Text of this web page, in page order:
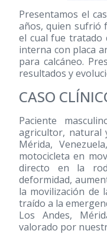
Presentamos el
años, quien sufrió
el cual fue tratado
interna con placa
para calcáneo.
resultados y
CASO
Paciente
agricultor, natural
Mérida,
motocicleta en
directo en la
deformidad,
la movilización de
traído a la
Los Andes,
valorado por